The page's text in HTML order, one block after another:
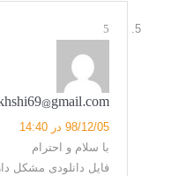
5
98/12/05 در 14:40
با سلام و احترام
فایل دانلودی مشکل